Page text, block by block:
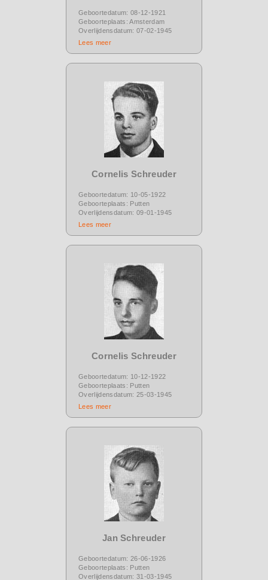
Geboortedatum: 08-12-1921
Geboorteplaats: Amsterdam
Overlijdensdatum: 07-02-1945
Lees meer
Cornelis Schreuder
Geboortedatum: 10-05-1922
Geboorteplaats: Putten
Overlijdensdatum: 09-01-1945
Lees meer
Cornelis Schreuder
Geboortedatum: 10-12-1922
Geboorteplaats: Putten
Overlijdensdatum: 25-03-1945
Lees meer
Jan Schreuder
Geboortedatum: 26-06-1926
Geboorteplaats: Putten
Overlijdensdatum: 31-03-1945